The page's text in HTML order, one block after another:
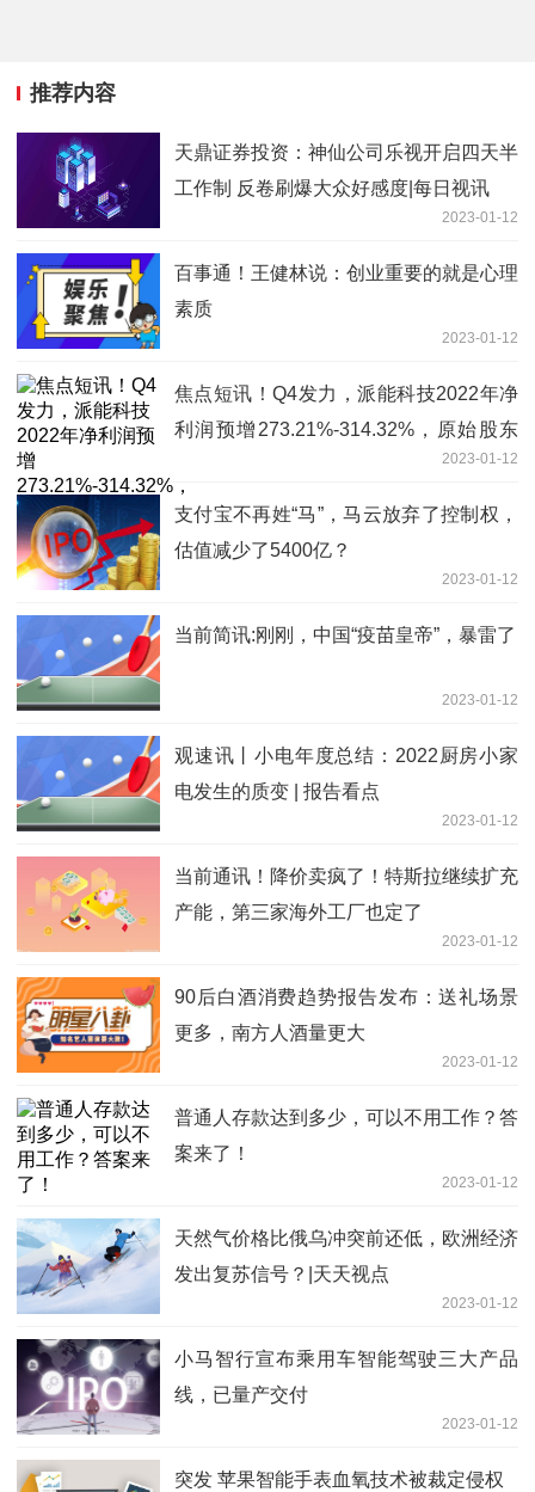
推荐内容
天鼎证券投资：神仙公司乐视开启四天半
工作制 反卷刷爆大众好感度|每日视讯
2023-01-12
百事通！王健林说：创业重要的就是心理
素质
2023-01-12
焦点短讯！Q4发力，派能科技2022年净
利润预增273.21%-314.32%，原始股东
2023-01-12
支付宝不再姓“马”，马云放弃了控制权，
估值减少了5400亿？
2023-01-12
当前简讯:刚刚，中国“疫苗皇帝”，暴雷了
2023-01-12
观速讯丨小电年度总结：2022厨房小家
电发生的质变 | 报告看点
2023-01-12
当前通讯！降价卖疯了！特斯拉继续扩充
产能，第三家海外工厂也定了
2023-01-12
90后白酒消费趋势报告发布：送礼场景
更多，南方人酒量更大
2023-01-12
普通人存款达到多少，可以不用工作？答
案来了！
2023-01-12
天然气价格比俄乌冲突前还低，欧洲经济
发出复苏信号？|天天视点
2023-01-12
小马智行宣布乘用车智能驾驶三大产品
线，已量产交付
2023-01-12
突发 苹果智能手表血氧技术被裁定侵权